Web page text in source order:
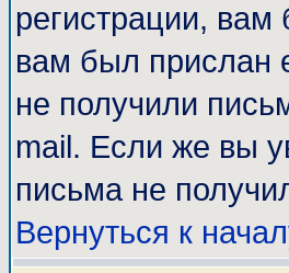
регистрации, вам
вам был прислан
не получили
mail. Если же вы
письма не
Вернуться к